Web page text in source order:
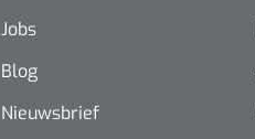
Jobs
Blog
Nieuwsbrief